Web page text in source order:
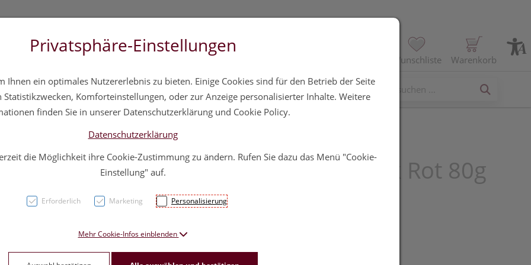
Wunschliste Warenkorb
Hautpflege Familie Nahrungsergänzung Diverses
Henna Pulver Stark Rot 80g
PZN: 1376196
Privatsphäre-Einstellungen
Ihnen ein optimales Nutzererlebnis zu bieten. Einige Cookies sind für den Betrieb der Seite
Komforteinstellungen, oder zur Anzeige personalisierter Inhalte. Weitere
finden Sie in unserer Datenschutzerklärung und Cookie Policy.
Datenschutzerklärung
die Möglichkeit ihre Cookie-Zustimmung zu ändern. Rufen Sie dazu das Menü "Cookie-
Einstellung" auf.
Erforderlich Marketing Personalisierung
Mehr Cookie-Infos einblenden